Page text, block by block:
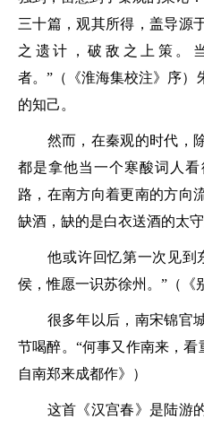
三十篇，观其所得，盖导源
之遗计，破敌之上策。
者。” （《淮海集校注》序
的知己。
然而，在秦观的时代，除
都是拿他当一个寒酸词人
路，在南方向着更南的方向
缺酒，缺的是白衣送酒的太守
他或许回忆第一次见到
侯，惟愿一识苏徐州。” （《
很多年以后，南宋锦官城
节喝醉。 “何事又作南来，看
自南郑来成都作》）
这首《汉宫春》是陆游的